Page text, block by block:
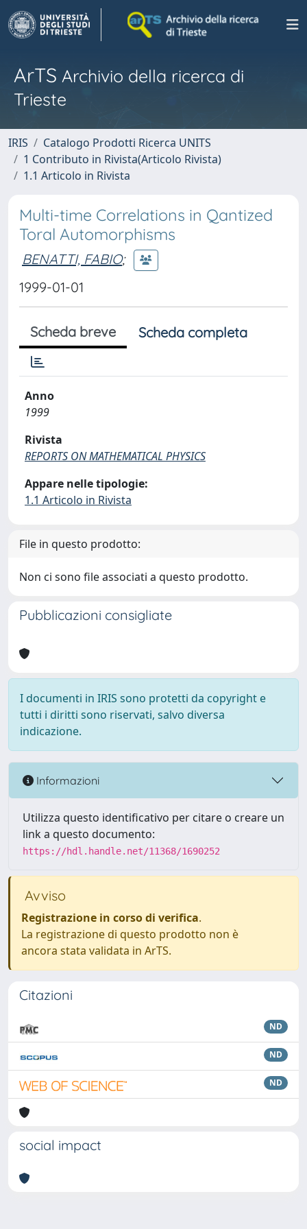
ArTS Archivio della ricerca di
Trieste
IRIS
Catalogo Prodotti Ricerca UNITS
1 Contributo in Rivista(Articolo Rivista)
1.1 Articolo in Rivista
Multi-time Correlations in Qantized
Toral Automorphisms
BENATTI, FABIO;
1999-01-01
Scheda breve Scheda completa
Anno
1999
Rivista
REPORTS ON MATHEMATICAL PHYSICS
Appare nelle tipologie:
1.1 Articolo in Rivista
File in questo prodotto:
Non ci sono file associati a questo prodotto.
Pubblicazioni consigliate
I documenti in IRIS sono protetti da copyright e
tutti i diritti sono riservati, salvo diversa
indicazione.
Informazioni
Utilizza questo identificativo per citare o creare un
link a questo documento:
https://hdl.handle.net/11368/1690252
Avviso
Registrazione in corso di verifica.
La registrazione di questo prodotto non è
ancora stata validata in ArTS.
Citazioni
ND
ND
ND
social impact